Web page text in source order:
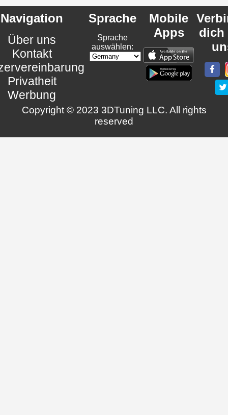
Navigation
Über uns
Kontakt
Privatheit
Werbung
Sprache
Sprache
auswählen:
Mobile
Apps
dich
Copyright © 2023 3DTuning LLC. All rights
reserved